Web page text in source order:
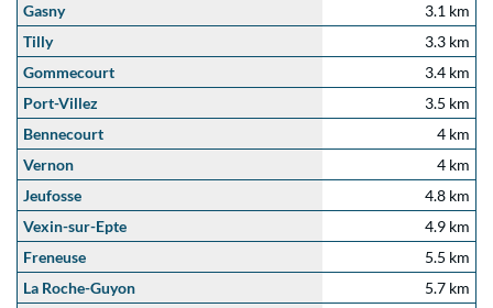
Gasny
3.1 km
Tilly
3.3 km
Gommecourt
3.4 km
Port-Villez
3.5 km
Bennecourt
4 km
Vernon
4 km
Jeufosse
4.8 km
Vexin-sur-Epte
4.9 km
Freneuse
5.5 km
La Roche-Guyon
5.7 km